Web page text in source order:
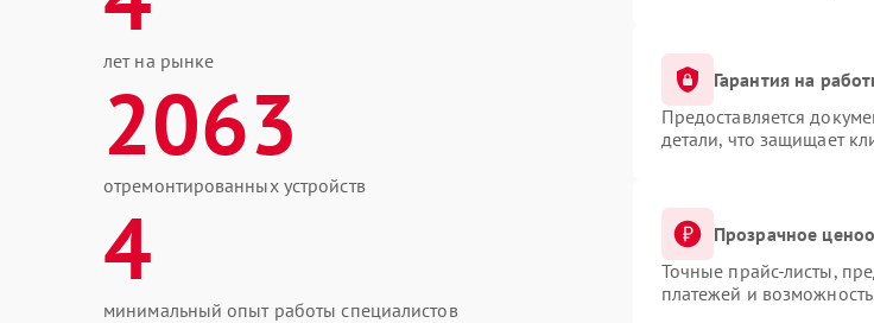
лет на рынке
2063
отремонтированных устройств
4
минимальный опыт работы специалистов
Гарантия на
Предоставляется
детали, что защищает
Прозрачное
Точные прайс-листы,
платежей и